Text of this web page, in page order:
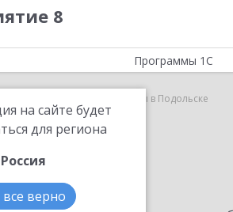
8
на сайте будет
для региона
Россия
верно
Программы 1С
1С-Товары в Подольске
Товары